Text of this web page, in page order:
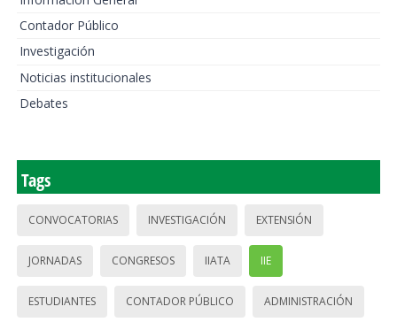
Contador Público
Investigación
Noticias institucionales
Debates
Tags
CONVOCATORIAS INVESTIGACIÓN EXTENSIÓN
JORNADAS CONGRESOS IIATA IIE
ESTUDIANTES CONTADOR PÚBLICO ADMINISTRACIÓN